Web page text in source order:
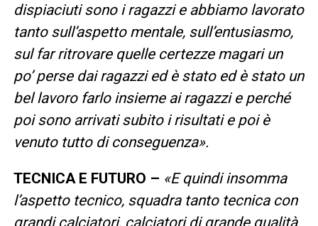
dispiaciuti sono i ragazzi e abbiamo lavorato
tanto sull’aspetto mentale, sull’entusiasmo,
sul far ritrovare quelle certezze magari un
po’ perse dai ragazzi ed è stato ed è stato un
bel lavoro farlo insieme ai ragazzi e perché
poi sono arrivati subito i risultati e poi è
venuto tutto di conseguenza».
TECNICA E FUTURO – «E quindi insomma
l’aspetto tecnico, squadra tanto tecnica con
grandi calciatori, calciatori di grande qualità.